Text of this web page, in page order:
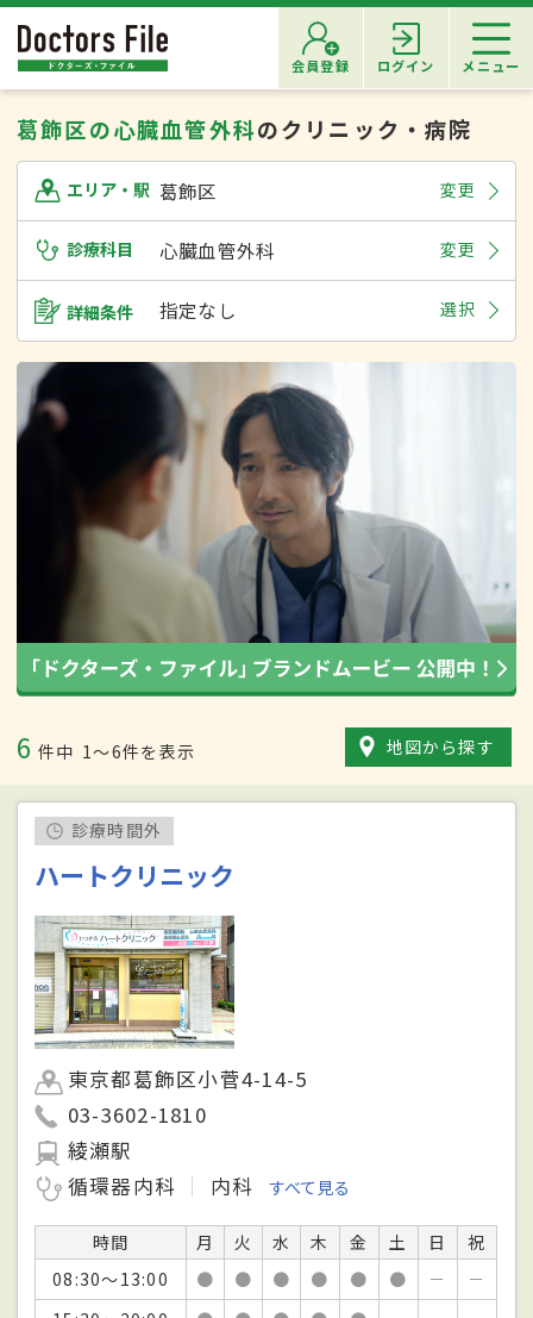
会員登録 ログイン メニュー
葛飾区の心臓血管外科のクリニック・病院
エリア・駅 葛飾区 変更
診療科目 心臓血管外科 変更
詳細条件 指定なし 選択
6 件中 1〜6件を表示 地図から探す
診療時間外
ハートクリニック
東京都葛飾区小菅4-14-5
03-3602-1810
綾瀬駅
循環器内科
内科 すべて見る
時間 月 火 水 木 金 土 日
祝
08:30～13:00
● ● ● ● ● ● －
－